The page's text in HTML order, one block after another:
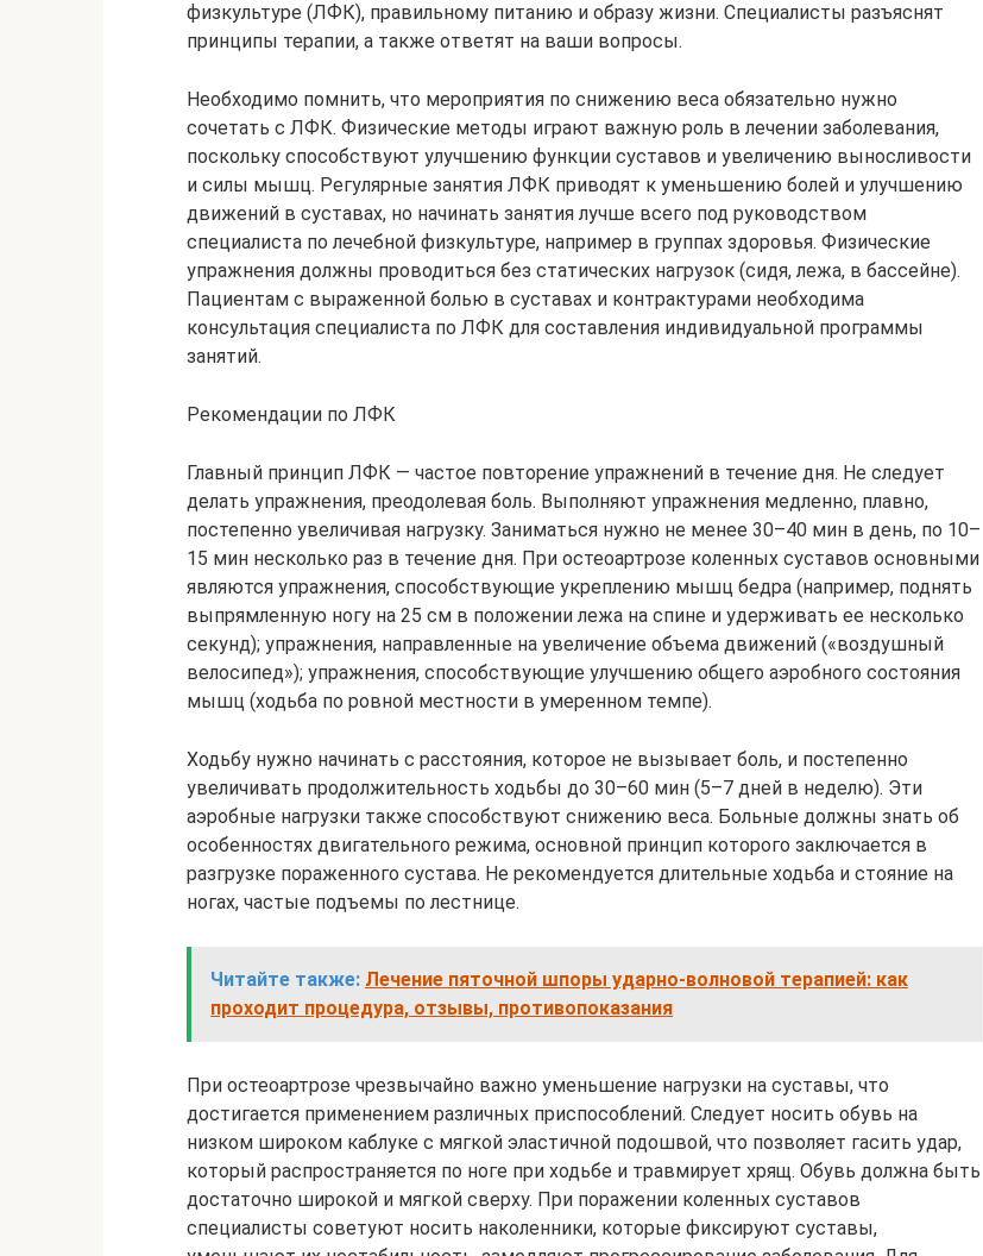
физкультуре (ЛФК), правильному питанию и образу жизни. Специалисты разъяснят
принципы терапии, а также ответят на ваши вопросы.
Необходимо помнить, что мероприятия по снижению веса обязательно нужно
сочетать с ЛФК. Физические методы играют важную роль в лечении заболевания,
поскольку способствуют улучшению функции суставов и увеличению выносливости
и силы мышц. Регулярные занятия ЛФК приводят к уменьшению болей и улучшению
движений в суставах, но начинать занятия лучше всего под руководством
специалиста по лечебной физкультуре, например в группах здоровья. Физические
упражнения должны проводиться без статических нагрузок (сидя, лежа, в бассейне).
Пациентам с выраженной болью в суставах и контрактурами необходима
консультация специалиста по ЛФК для составления индивидуальной программы
занятий.
Рекомендации по ЛФК
Главный принцип ЛФК — частое повторение упражнений в течение дня. Не следует
делать упражнения, преодолевая боль. Выполняют упражнения медленно, плавно,
постепенно увеличивая нагрузку. Заниматься нужно не менее 30–40 мин в день, по 10–
15 мин несколько раз в течение дня. При остеоартрозе коленных суставов основными
являются упражнения, способствующие укреплению мышц бедра (например, поднять
выпрямленную ногу на 25 см в положении лежа на спине и удерживать ее несколько
секунд); упражнения, направленные на увеличение объема движений («воздушный
велосипед»); упражнения, способствующие улучшению общего аэробного состояния
мышц (ходьба по ровной местности в умеренном темпе).
Ходьбу нужно начинать с расстояния, которое не вызывает боль, и постепенно
увеличивать продолжительность ходьбы до 30–60 мин (5–7 дней в неделю). Эти
аэробные нагрузки также способствуют снижению веса. Больные должны знать об
особенностях двигательного режима, основной принцип которого заключается в
разгрузке пораженного сустава. Не рекомендуется длительные ходьба и стояние на
ногах, частые подъемы по лестнице.
Читайте также: Лечение пяточной шпоры ударно-волновой терапией: как
проходит процедура, отзывы, противопоказания
При остеоартрозе чрезвычайно важно уменьшение нагрузки на суставы, что
достигается применением различных приспособлений. Следует носить обувь на
низком широком каблуке с мягкой эластичной подошвой, что позволяет гасить удар,
который распространяется по ноге при ходьбе и травмирует хрящ. Обувь должна быть
достаточно широкой и мягкой сверху. При поражении коленных суставов
специалисты советуют носить наколенники, которые фиксируют суставы,